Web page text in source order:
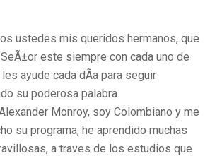
ustedes mis queridos hermanos, que
este siempre con cada uno de
ayude cada dÃ­a para seguir
su poderosa palabra.
Monroy, soy Colombiano y me
su programa, he aprendido muchas
a traves de los estudios que